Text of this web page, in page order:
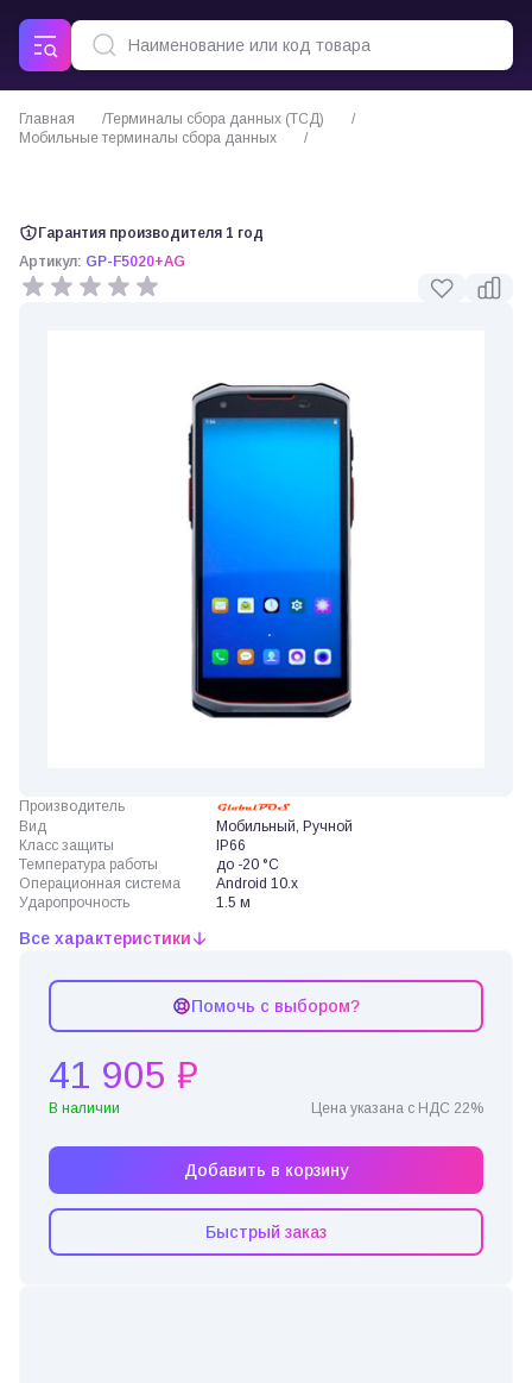
Главная
Терминалы сбора данных (ТСД)
Мобильные терминалы сбора данных
Гарантия производителя 1 год
Артикул: GP-F5020+AG
Производитель
Вид
Мобильный, Ручной
Класс защиты
IP66
Температура работы
до -20 °C
Операционная система
Android 10.x
Ударопрочность
1.5 м
Все характеристики
Помочь с выбором?
41 905 ₽
В наличии Цена указана с НДС 22%
Добавить в корзину
Быстрый заказ